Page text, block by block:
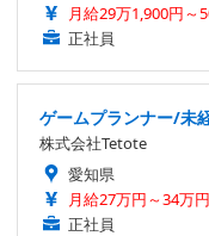
月給29万1,900円～
正社員
ゲームプランナー/未
株式会社Tetote
愛知県
月給27万円～34万円
正社員